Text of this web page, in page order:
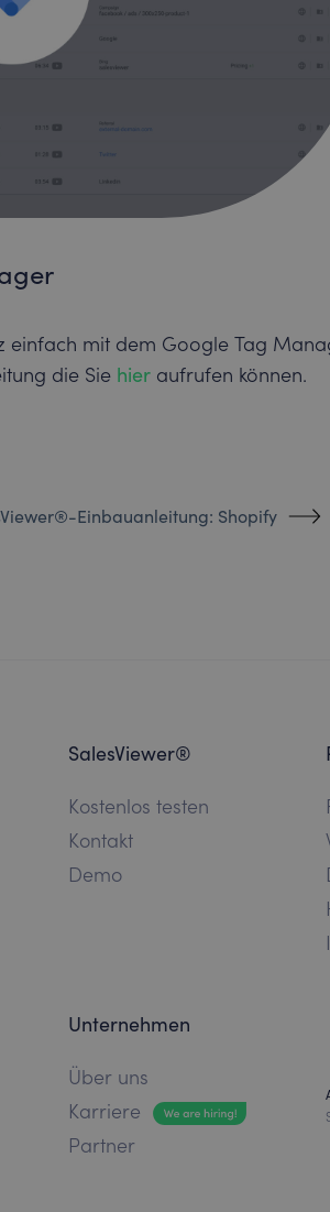
einfach mit dem Google Tag
die Sie hier aufrufen können.
Einbauanleitung: Shopify
SalesViewer®
Kostenlos testen
Kontakt
Demo
Unternehmen
Über uns
Karriere
Partner